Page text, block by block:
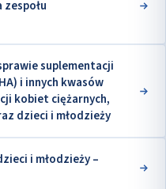
suplementacji
i innych kwasów
kobiet ciężarnych,
dzieci i młodzieży
i młodzieży –